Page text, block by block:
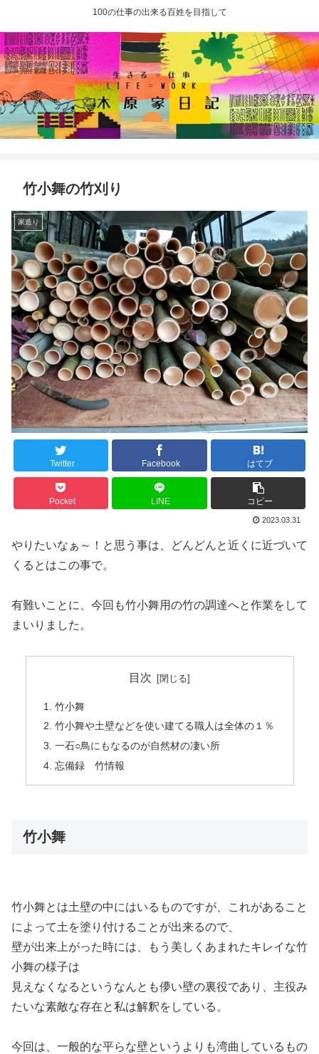
100の仕事の出来る百姓を目指して
竹小舞の竹刈り
家造り
Twitter Facebook はてブ
Pocket LINE コピー
2023.03.31
やりたいなぁ～！と思う事は、どんどんと近くに近づいて
くるとはこの事で。
有難いことに、今回も竹小舞用の竹の調達へと作業をして
まいりました。
目次
竹小舞
竹小舞や土壁などを使い建てる職人は全体の１％
一石○鳥にもなるのが自然材の凄い所
忘備録 竹情報
竹小舞
竹小舞とは土壁の中にはいるものですが、これがあること
によって土を塗り付けることが出来るので、
壁が出来上がった時には、もう美しくあまれたキレイな竹
小舞の様子は
見えなくなるというなんとも儚い壁の裏役であり、主役み
たいな素敵な存在と私は解釈をしている。
今回は、一般的な平らな壁というよりも湾曲しているもの